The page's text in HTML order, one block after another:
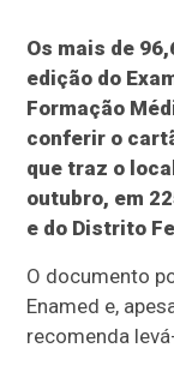
Os mais de
edição do
Formação
conferir o
que traz o
outubro, em
e do Distrito
O documento
Enamed e,
recomenda